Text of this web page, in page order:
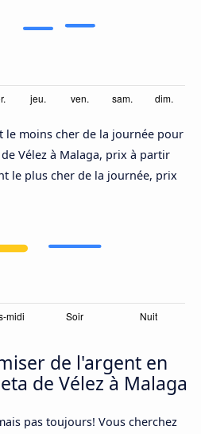
le moins cher de la journée pour
Vélez à Malaga, prix à partir
le plus cher de la journée, prix
de l'argent en
de Vélez à Malaga
pas toujours! Vous cherchez